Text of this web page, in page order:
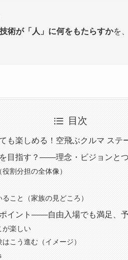
術が「人」に何をもたらすかを
目次
も楽しめる！空飛ぶクルマ ステ
目指す？——理念・ビジョンと
割分担の全体像）
こと（家族の見どころ）
イント——自由入場でも満足、
が楽しい
こう進む（イメージ）